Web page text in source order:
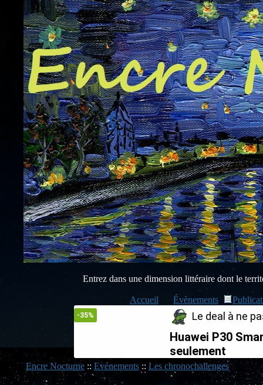
Entrez dans une dimension littéraire dont le
Accueil Évènements
-35% Le deal à ne
Huawei P30
seulement
Encre Nocturne :: Evénements :: Les chronochallenges